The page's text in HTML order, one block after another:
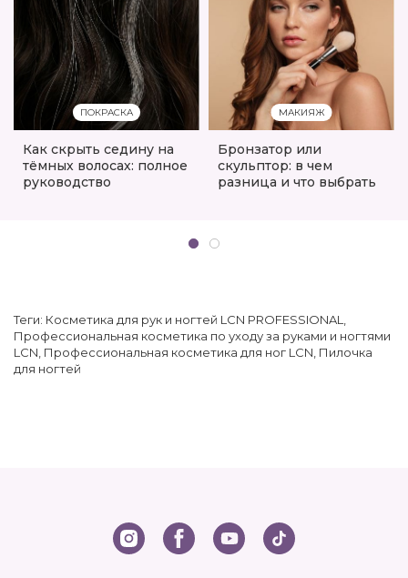
ПОКРАСКА
Как скрыть седину на
тёмных волосах: полное
руководство
МАКИЯЖ
Бронзатор или
скульптор: в чем
разница и что выбрать
Теги: Косметика для рук и ногтей LCN PROFESSIONAL
Профессиональная косметика по уходу за руками и ногтями
LCN Профессиональная косметика для ног LCN Пилочка
для ногтей